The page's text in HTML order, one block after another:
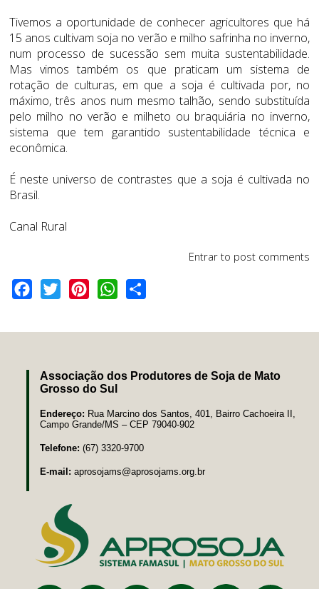
Tivemos a oportunidade de conhecer agricultores que há
15 anos cultivam soja no verão e milho safrinha no inverno,
num processo de sucessão sem muita sustentabilidade.
Mas vimos também os que praticam um sistema de
rotação de culturas, em que a soja é cultivada por, no
máximo, três anos num mesmo talhão, sendo substituída
pelo milho no verão e milheto ou braquiária no inverno,
sistema que tem garantido sustentabilidade técnica e
econômica.
É neste universo de contrastes que a soja é cultivada no
Brasil.
Canal Rural
Entrar to post comments
Facebook
Twitter PinterestWhatsApp
Associação dos Produtores de Soja de Mato
Grosso do Sul
Endereço: Rua Marcino dos Santos, 401, Bairro Cachoeira II,
Campo Grande/MS – CEP 79040-902
Telefone: (67) 3320-9700
E-mail: aprosojams@aprosojams.org.br